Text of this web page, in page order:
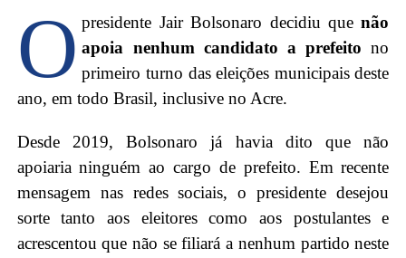
O presidente Jair Bolsonaro decidiu quenão
apoia nenhum candidato a prefeito no
primeiro turno das eleições municipais deste
ano, em todo Brasil, inclusive no Acre.
Desde 2019, Bolsonaro já havia dito que não
apoiaria ninguém ao cargo de prefeito. Em recente
mensagem nas redes sociais, o presidente desejou
sorte tanto aos eleitores como aos postulantes e
acrescentou que não se filiará a nenhum partido neste